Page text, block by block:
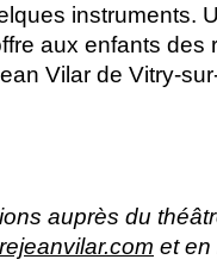
instruments.
aux enfants
Vilar de Vitry-
auprès du
et en